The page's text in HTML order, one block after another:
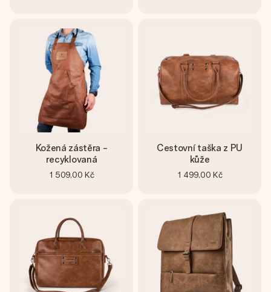
Kožená zástěra -
recyklovaná
1 509,00 Kč
Cestovní taška z PU
kůže
1 499,00 Kč